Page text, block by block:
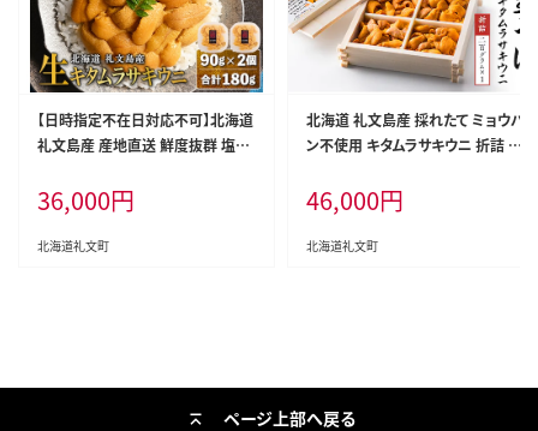
【日時指定不在日対応不可】北海道
礼文島産 産地直送 鮮度抜群 塩水
パック）
36,000円
北海道礼文町
北海道 礼文島産 採れたて ミョウバ
ン不使用 キタムラサキウニ 折詰 2
に ウニ 雲丹 生うに 折うに ムラサ
キウニ 海鮮 うに丼 濃厚 甘み 贈答
ギフト 】
46,000円
北海道礼文町
ページ上部へ戻る